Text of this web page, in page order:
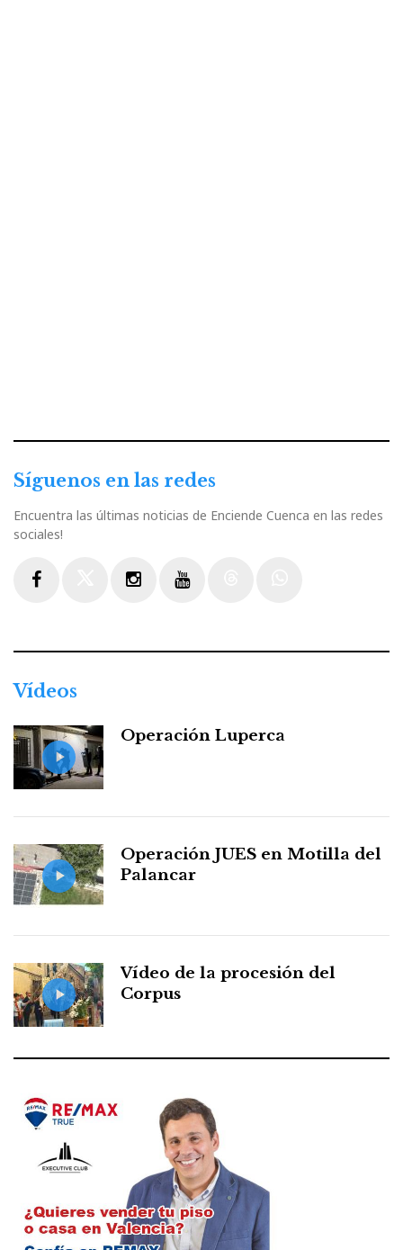
Síguenos en las redes
Encuentra las últimas noticias de Enciende Cuenca en las redes
sociales!
Vídeos
Operación Luperca
Operación JUES en Motilla del
Palancar
Vídeo de la procesión del
Corpus